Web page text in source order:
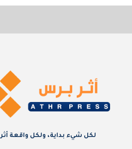
لكل شيء بداية، ولكل واقعة أثر